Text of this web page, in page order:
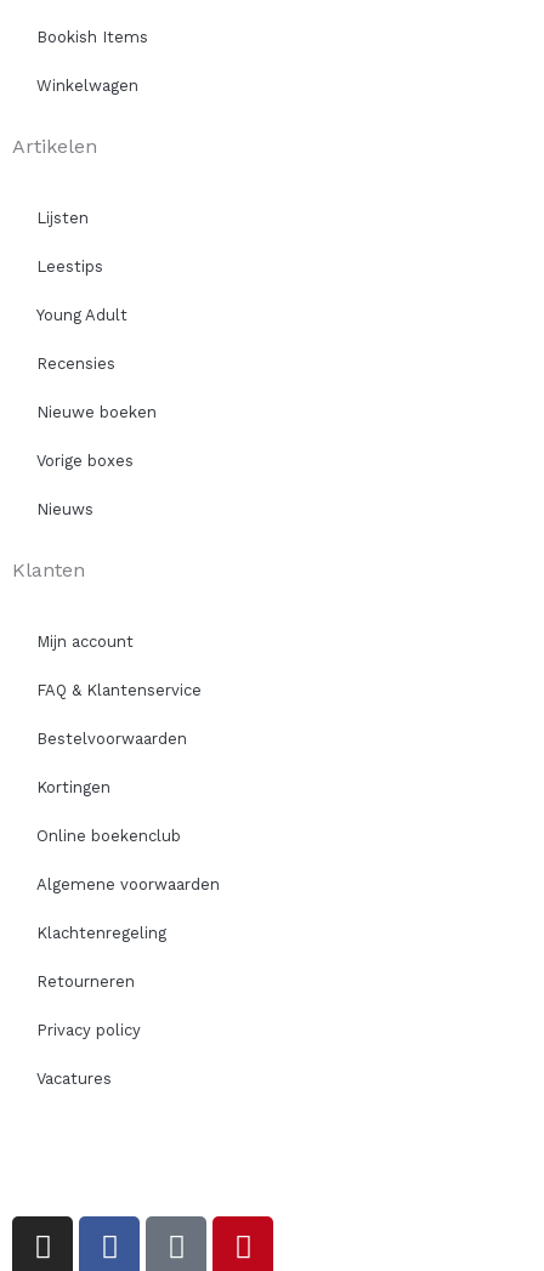
Bookish Items
Winkelwagen
Artikelen
Lijsten
Leestips
Young Adult
Recensies
Nieuwe boeken
Vorige boxes
Nieuws
Klanten
Mijn account
FAQ & Klantenservice
Bestelvoorwaarden
Kortingen
Online boekenclub
Algemene voorwaarden
Klachtenregeling
Retourneren
Privacy policy
Vacatures
I
n
F
a
T
i
P
i